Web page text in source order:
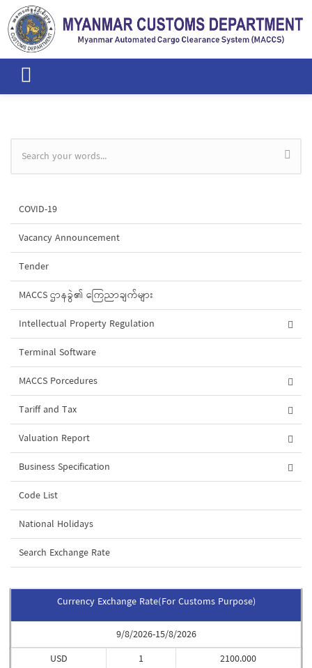
Skip to main content
Search form
COVID-19
Vacancy Announcement
Tender
MACCS ဌာနခွဲ၏ ကြေညာချက်များ
Intellectual Property Regulation
Terminal Software
MACCS Porcedures
Tariff and Tax
Valuation Report
Business Specification
Code List
National Holidays
Search Exchange Rate
Currency Exchange Rate(For Customs Purpose)
9/8/2026-15/8/2026
USD
1
2100.000